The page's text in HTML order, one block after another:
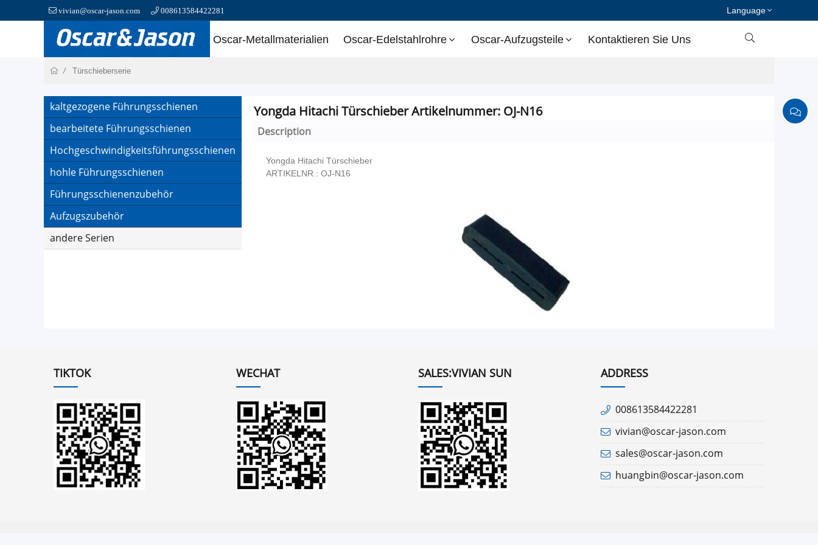
vivian@oscar-jason.com 008613584422281 Language
Oscar-Metallmaterialien Oscar-Edelstahlrohre Oscar-Aufzugsteile Kontaktieren Sie Uns 
Türschieberserie
kaltgezogene Führungsschienen
bearbeitete Führungsschienen
Hochgeschwindigkeitsführungsschienen
hohle Führungsschienen
Führungsschienenzubehör
Aufzugszubehör
andere Serien
Yongda Hitachi Türschieber Artikelnummer: OJ-N16
Description
Yongda Hitachi Türschieber
ARTIKELNR.: OJ-N16
TIKTOK WECHAT SALES:VIVIAN SUN ADDRESS
008613584422281
vivian@oscar-jason.com
sales@oscar-jason.com
huangbin@oscar-jason.com